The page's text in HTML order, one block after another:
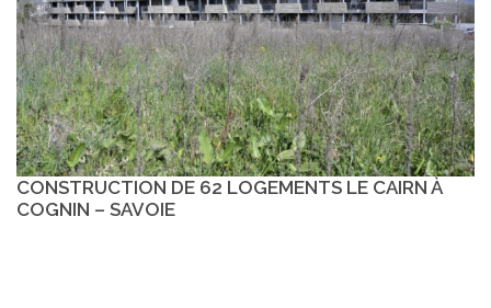
CONSTRUCTION DE 62 LOGEMENTS LE CAIRN À
COGNIN – SAVOIE